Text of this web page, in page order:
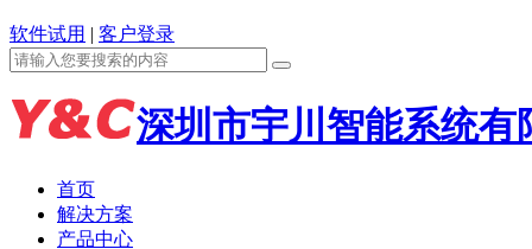
软件试用 | 客户登录
深圳市宇川智能系统有
首页
解决方案
产品中心